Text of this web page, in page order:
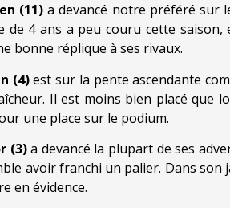
(11)a devancé notre préféré sur
de 4 ans a peu couru cette
bonne réplique à ses rivaux.
(4)est sur la pente ascendante
Il est moins bien placé que
une place sur le podium.
(3)a devancé la plupart de ses
avoir franchi un palier. Dans
en évidence.